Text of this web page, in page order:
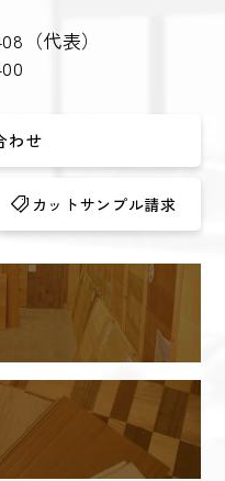
（代表）
わせ
カットサンプル請求